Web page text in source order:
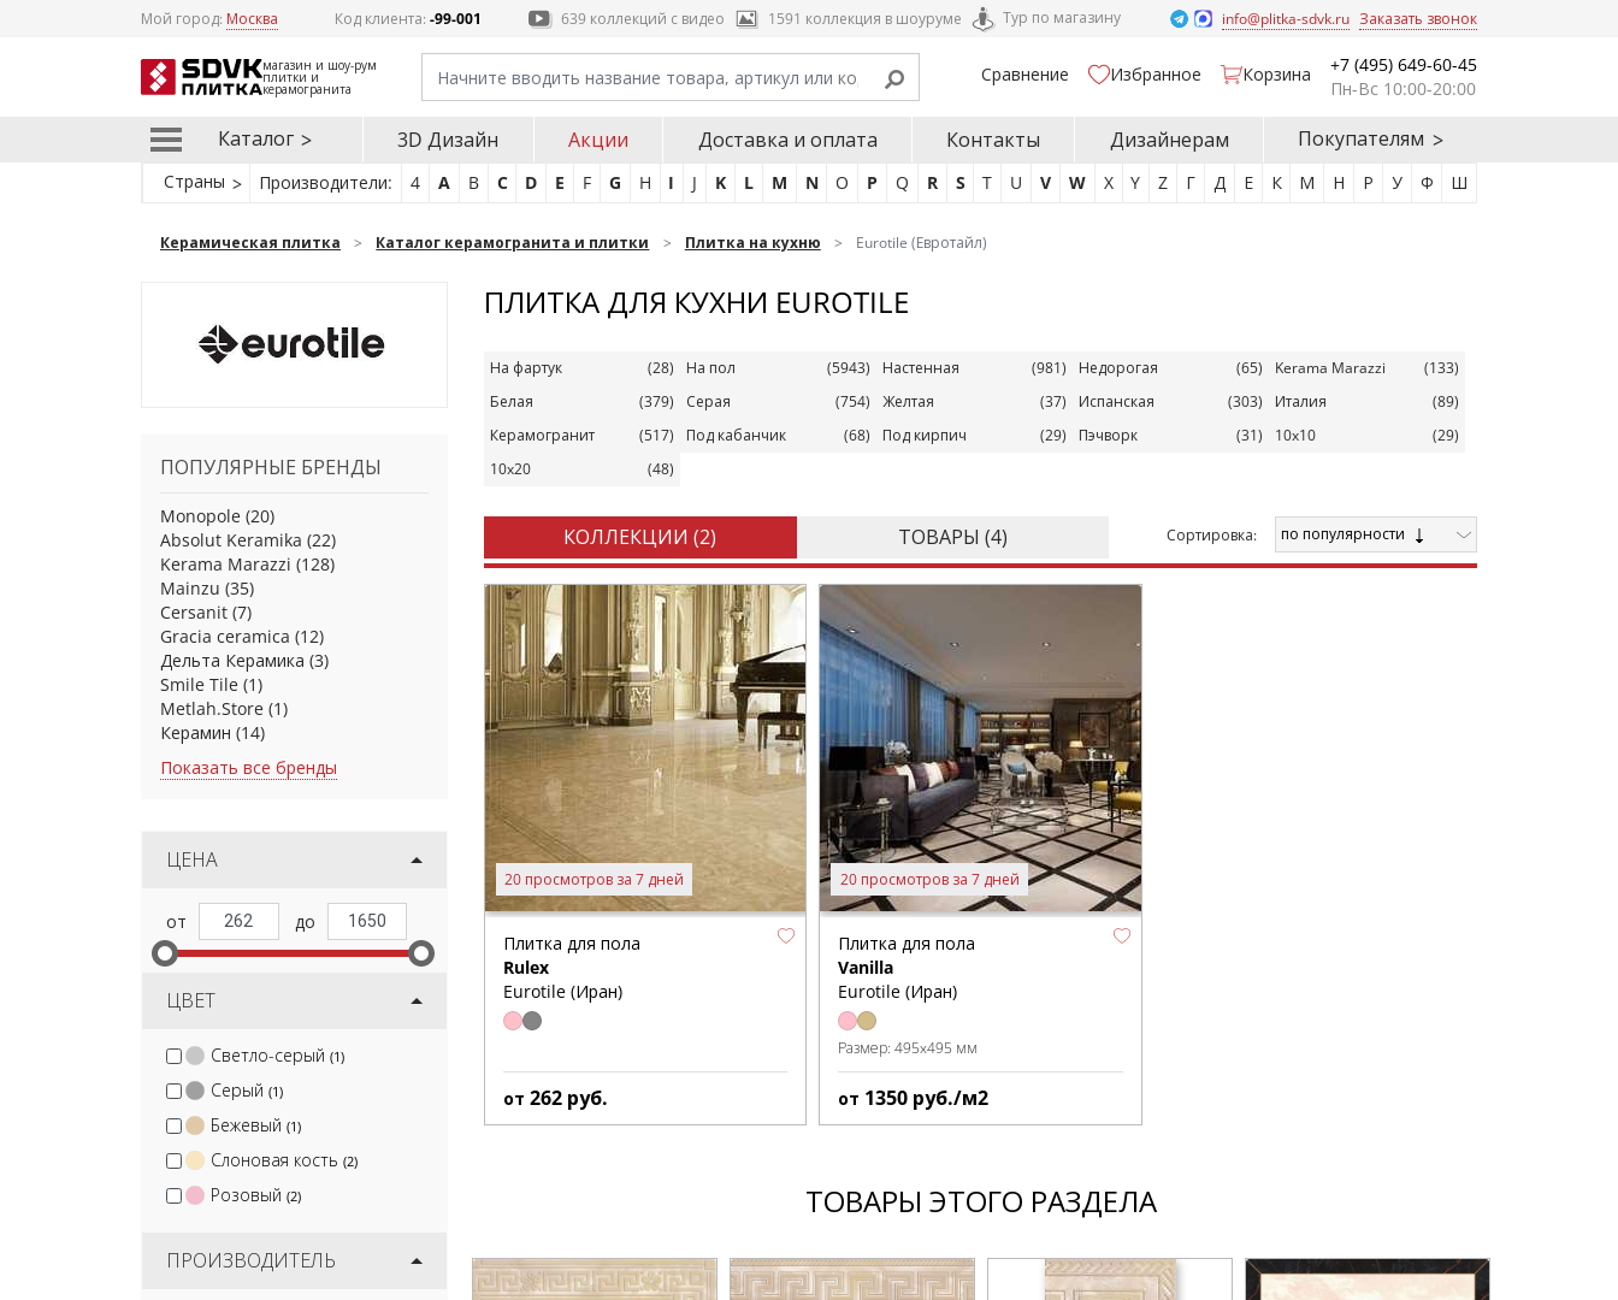
Мой город: Москва Код клиента: -99-001 639 коллекций с видео 1591 коллекция в шоуруме Тур по магазину info@plitka-sdvk.ru Заказать звонок
магазин и шоу-рум
плитки и
керамогранита
Сравнение Избранное Корзина
+7 (495) 649-60-45
Пн-Вс 10:00-20:00
Каталог 3D Дизайн Акции Доставка и оплата Контакты Дизайнерам Покупателям
Страны Производители: 4 A B C D E F G H I J K L M N O P Q R S T U V W X Y Z Г Д Е К М Н Р У Ф Ш
Керамическая плитка Каталог керамогранита и плитки Плитка на кухню Eurotile (Евротайл)
ПОПУЛЯРНЫЕ БРЕНДЫ
Monopole (20)
Absolut Keramika (22)
Kerama Marazzi (128)
Mainzu (35)
Cersanit (7)
Gracia ceramica (12)
Дельта Керамика (3)
Smile Tile (1)
Metlah.Store (1)
Керамин (14)
Показать все бренды
ЦЕНА
ЦВЕТ
Светло-серый (1)
Серый (1)
Бежевый (1)
Слоновая кость (2)
Розовый (2)
ПРОИЗВОДИТЕЛЬ
ПЛИТКА ДЛЯ КУХНИ EUROTILE
На фартук (28) На пол (5943) Настенная (981) Недорогая (65) Kerama Marazzi
(133)
Белая
(379) Серая (754) Желтая (37) Испанская (303) Италия
(89)
Керамогранит
(517) Под кабанчик (68) Под кирпич (29) Пэчворк (31) 10x10
(29)
10x20
(48)
КОЛЛЕКЦИИ (2) ТОВАРЫ (4) Cортировка: по популярности
20 просмотров за 7 дней
Плитка для пола
Rulex
Eurotile (Иран)
от 262 руб.
20 просмотров за 7 дней
Плитка для пола
Vanilla
Eurotile (Иран)
Размер:495x495 мм
от 1350 руб./м2
ТОВАРЫ ЭТОГО РАЗДЕЛА